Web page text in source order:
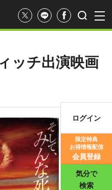
事
価
ログイン
限定特典
お得情報配信
会員登録
気分で
検索
ッチ出演映画